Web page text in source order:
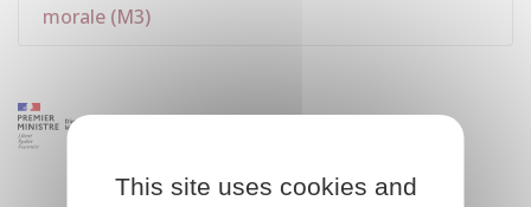
morale (M3)
This site uses cookies and